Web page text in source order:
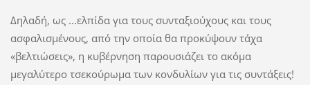
Δηλαδή, ως ...ελπίδα για τους συνταξιούχους και τους
ασφαλισμένους, από την οποία θα προκύψουν τάχα
«βελτιώσεις», η κυβέρνηση παρουσιάζει το ακόμα
μεγαλύτερο τσεκούρωμα των κονδυλίων για τις συντάξεις!